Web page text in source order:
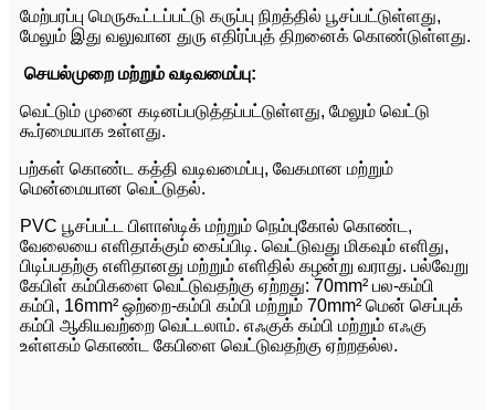
மேற்பரப்பு மெருகூட்டப்பட்டு கருப்பு நிறத்தில் பூசப்பட்டுள்ளது,
மேலும் இது வலுவான துரு எதிர்ப்புத் திறனைக் கொண்டுள்ளது.
செயல்முறை மற்றும் வடிவமைப்பு:
வெட்டும் முனை கடினப்படுத்தப்பட்டுள்ளது, மேலும் வெட்டு
கூர்மையாக உள்ளது.
பற்கள் கொண்ட கத்தி வடிவமைப்பு, வேகமான மற்றும்
மென்மையான வெட்டுதல்.
PVC பூசப்பட்ட பிளாஸ்டிக் மற்றும் நெம்புகோல் கொண்ட,
வேலையை எளிதாக்கும் கைப்பிடி. வெட்டுவது மிகவும் எளிது,
பிடிப்பதற்கு எளிதானது மற்றும் எளிதில் கழன்று வராது. பல்வேறு
கேபிள் கம்பிகளை வெட்டுவதற்கு ஏற்றது: 70mm² பல-கம்பி
கம்பி, 16mm² ஒற்றை-கம்பி கம்பி மற்றும் 70mm² மென் செப்புக்
கம்பி ஆகியவற்றை வெட்டலாம். எஃகுக் கம்பி மற்றும் எஃகு
உள்ளகம் கொண்ட கேபிளை வெட்டுவதற்கு ஏற்றதல்ல.